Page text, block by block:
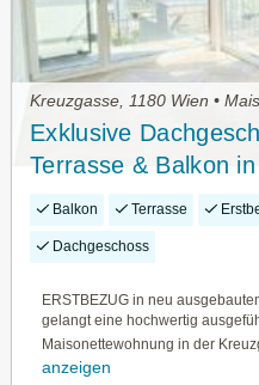
Kreuzgasse, 1180 Wien •
Exklusive
Terrasse & Balkon
Balkon Terrasse
Dachgeschoss
ERSTBEZUG in neu
gelangt eine hochwertig
Maisonettewohnung in der
anzeigen